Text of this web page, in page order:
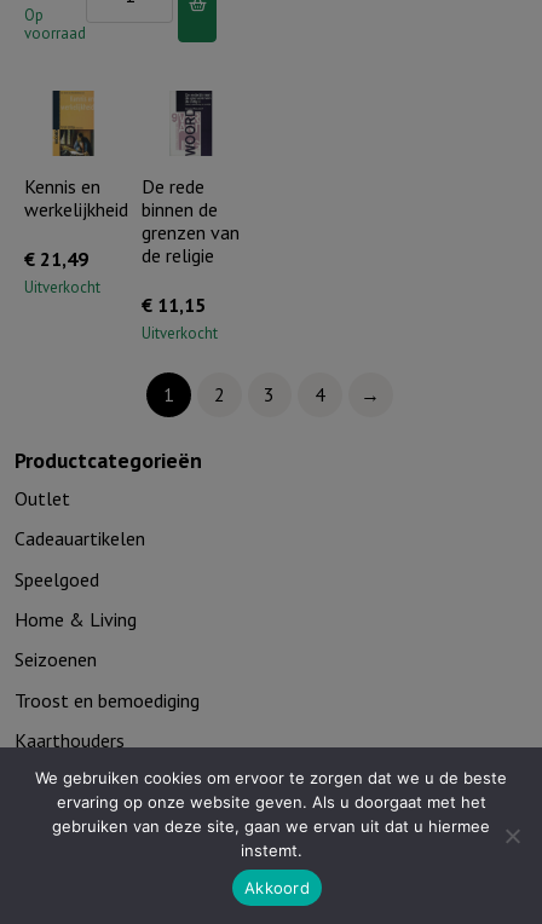
Productcategorieën
Outlet
Cadeauartikelen
Speelgoed
Home & Living
Seizoenen
Troost en bemoediging
Kaarthouders
Non-boeken algemeen
Contact
Op
voorraad
de
evolutietheorie
aantal
Kennis en
werkelijkheid
€ 21,49
Uitverkocht
De rede
binnen de
grenzen van
de religie
€ 11,15
Uitverkocht
1 2 3 4 →
We gebruiken cookies om ervoor te zorgen dat we u de beste
ervaring op onze website geven. Als u doorgaat met het
gebruiken van deze site, gaan we ervan uit dat u hiermee
instemt.
Akkoord